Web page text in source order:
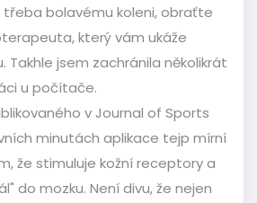
bolavému koleni, obraťte
který vám ukáže
Takhle jsem zachránila několikrát
u počítače.
v Journal of Sports
minutách aplikace tejp mírní
že stimuluje kožní receptory a
do mozku. Není divu, že nejen